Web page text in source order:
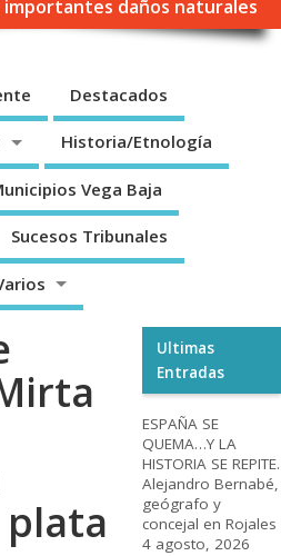
daños naturales
Destacados
Historia/Etnología
Vega Baja
Sucesos Tribunales
Ultimas
Entradas
ESPAÑA SE
QUEMA…Y LA
HISTORIA SE REPITE.
Alejandro Bernabé,
geógrafo y
concejal en Rojales
4 agosto, 2026